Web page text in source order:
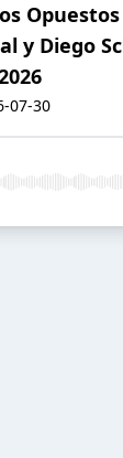
y Diego
07-30